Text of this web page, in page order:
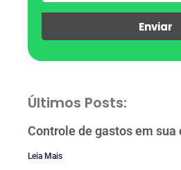
Enviar
Últimos Posts:
Controle de gastos em
Leia Mais